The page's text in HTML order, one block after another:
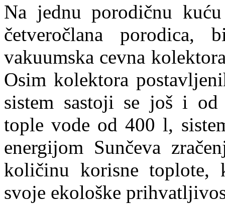
Na jednu porodičnu
četveročlana
vakuumska cevna
Osim kolektora
sistem sastoji se još i od
tople vode od 400 l,
energijom Sunčeva
količinu korisne toplote,
svoje ekološke